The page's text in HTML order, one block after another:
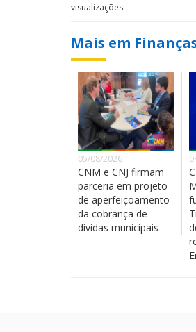
visualizações
Mais em
05/08/2026
CNM e CNJ firmam
parceria em projeto
de aperfeiçoamento
da cobrança de
dívidas municipais